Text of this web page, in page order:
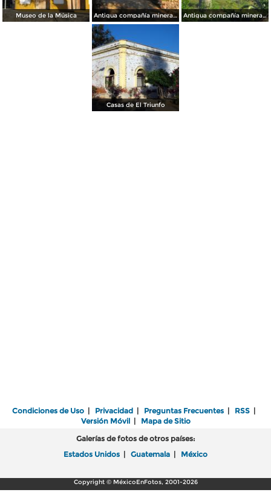
Museo de la Música Antigua compañía minera de El Triunfo Antigua compañía minera de El Triunfo
Casas de El Triunfo
Condiciones de Uso | Privacidad | Preguntas Frecuentes | RSS |
Versión Móvil| Mapa de Sitio
Galerías de fotos de otros países:
Estados Unidos | Guatemala | México
Copyright © MéxicoEnFotos, 2001-2026